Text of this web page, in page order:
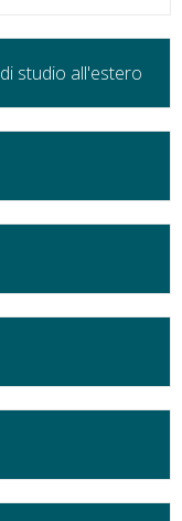
studio all'estero